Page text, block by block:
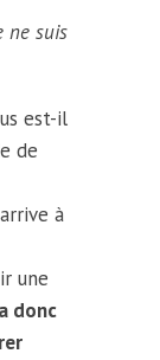
ne suis
est-il
de
à
une
donc